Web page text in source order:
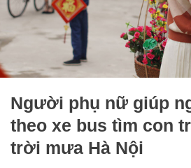
Người phụ nữ giúp
theo xe bus tìm con
trời mưa Hà Nội